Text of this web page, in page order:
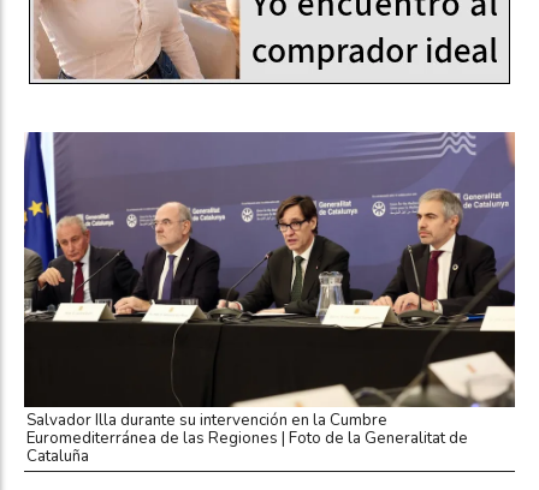
Salvador Illa durante su intervención en la Cumbre
Euromediterránea de las Regiones | Foto de la Generalitat de
Cataluña